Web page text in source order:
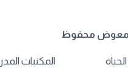
معوض محفوظ
المكتبات